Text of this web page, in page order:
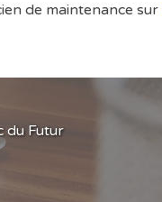
de maintenance sur
du Futur